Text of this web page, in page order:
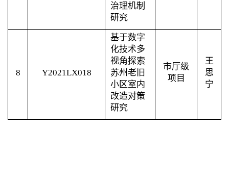
治理机制
研究
8 Y2021LX018
基于数字
化技术多
视角探索
苏州老旧
小区室内
改造对策
研究
市厅级
项目
王
思
宁